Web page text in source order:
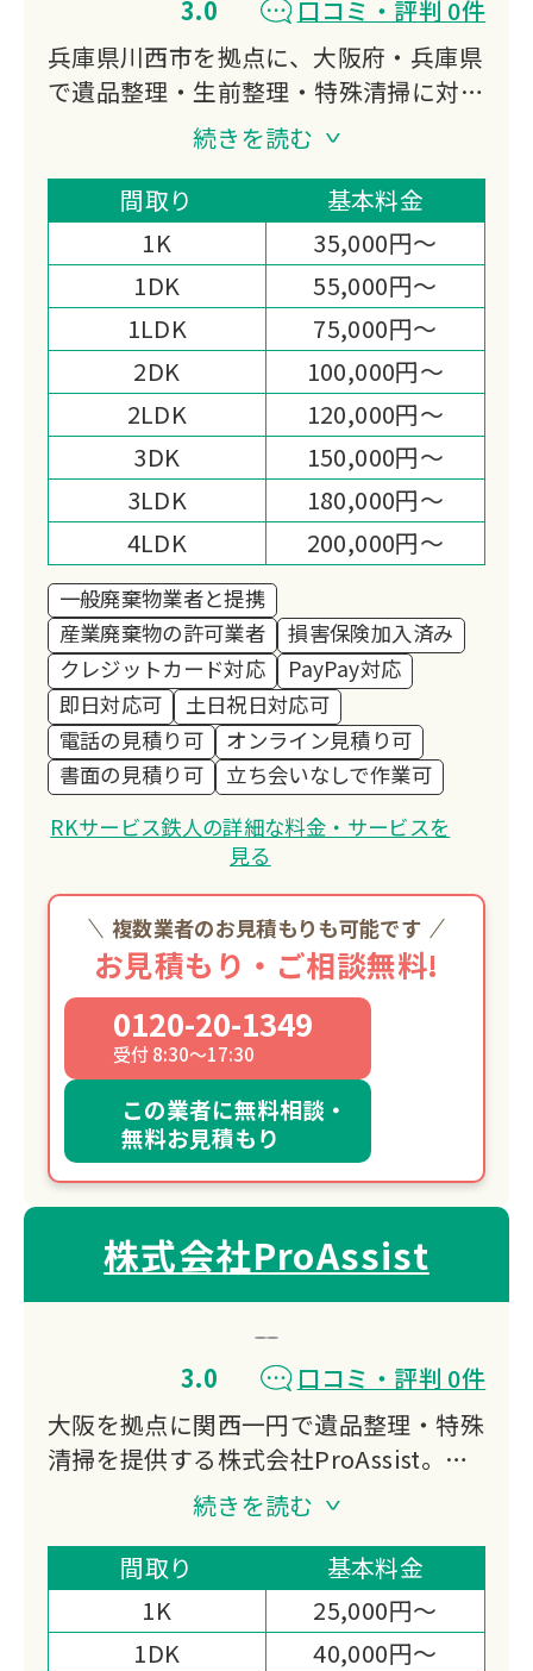
3.0
口コミ・評判 0件
兵庫県川西市を拠点に、大阪府・兵庫県
で遺品整理・生前整理・特殊清掃に対応
する「RKサービス鉄人」です。
大手引越し業者出身のスタッフが在籍
し、リサイクル・リユース・リデュース
の3Rを大切にした整理と出張費無料の
明快な料金体制が選ばれる理由です。
続きを読む
間取り
基本料金
1K
35,000円～
1DK
55,000円～
1LDK
75,000円～
2DK
100,000円～
2LDK
120,000円～
3DK
150,000円～
3LDK
180,000円～
4LDK
200,000円～
一般廃棄物業者と提携
産業廃棄物の許可業者
損害保険加入済み
クレジットカード対応
PayPay対応
即日対応可
土日祝日対応可
電話の見積り可
オンライン見積り可
書面の見積り可
立ち会いなしで作業可
RKサービス鉄人の詳細な料金・サービスを
見る
複数業者のお見積もりも可能です
お見積もり・ご相談無料!
0120-20-1349
受付 8:30～17:30
この業者に無料相談・
無料お見積もり
株式会社ProAssist
3.0
口コミ・評判 0件
大阪を拠点に関西一円で遺品整理・特殊
清掃を提供する株式会社ProAssist。遺
品整理士や特殊清掃士など有資格者が在
籍し、完全非対面のリモート遺品整理に
も対応。住宅確保要配慮者居住支援法人
の指定も受け、幅広いお客様の生活支援
を行っています。
続きを読む
間取り
基本料金
1K
25,000円～
1DK
40,000円～